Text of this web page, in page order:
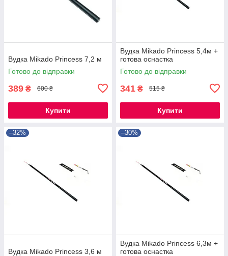
Вудка Mikado Princess 7,2 м
Готово до відправки
389 ₴ 600 ₴
Купити
Вудка Mikado Princess 5,4м +
готова оснастка
Готово до відправки
341 ₴ 515 ₴
Купити
–32%
Вудка Mikado Princess 3,6 м
–30%
Вудка Mikado Princess 6,3м +
готова оснастка